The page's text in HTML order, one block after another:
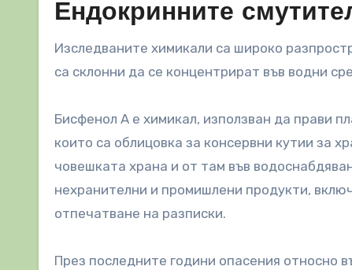
Ендокринните
Изследваните химикали са широко
са склонни да се концентрират във водни
Бисфенол A е химикал, използван да прави
които са облицовка за консервни кутии за
човешката храна и от там във
нехранителни и промишлени продукти,
отпечатване на разписки.
През последните години опасения относно